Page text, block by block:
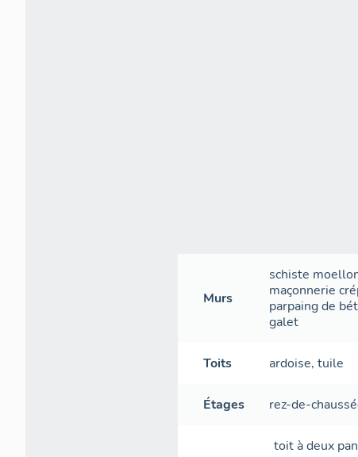
Murs
schiste
maçonnerie
parpaing de
galet
Toits ardoise,tuile
Étages rez-de-
toit à deux